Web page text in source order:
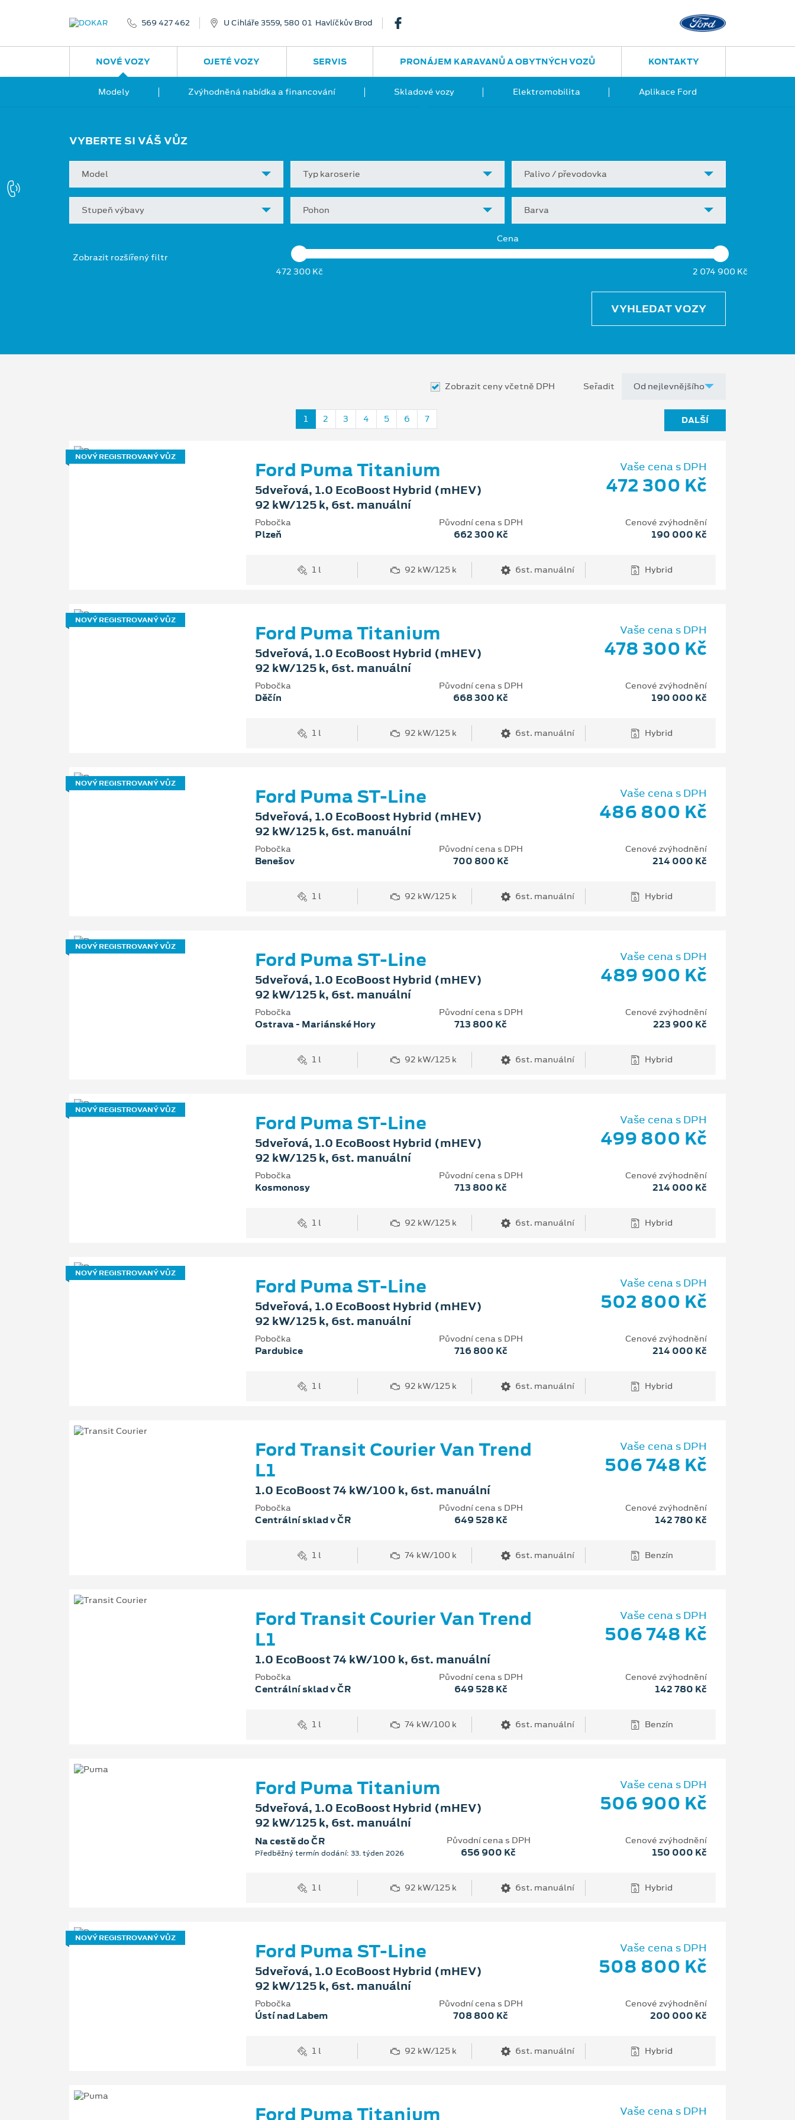
569 427 462 U Cihláře 3559, 580 01 Havlíčkův Brod
NOVÉ VOZY
Modely Zvýhodněná nabídka a financování Skladové vozy Elektromobilita Aplikace Ford
OJETÉ VOZY SERVIS PRONÁJEM KARAVANŮ A OBYTNÝCH VOZŮ KONTAKTY
VYBERTE SI VÁŠ VŮZ
Model Typ karoserie Palivo / převodovka
Stupeň výbavy Pohon Barva
Zobrazit rozšířený filtr
Cena
472 300 Kč 2 074 900 Kč
VYHLEDAT VOZY
Zobrazit ceny včetně DPH Seřadit
1 2 3 4 5 6 7 DALŠÍ
NOVÝ REGISTROVANÝ VŮZ
Ford Puma Titanium
5dveřová, 1.0 EcoBoost Hybrid (mHEV)
92 kW/125 k, 6st. manuální
Vaše cena s DPH
472 300 Kč
Pobočka
Plzeň
Původní cena s DPH
662 300 Kč
Cenové zvýhodnění
190 000 Kč
1 l 92 kW/125 k 6st. manuální Hybrid
NOVÝ REGISTROVANÝ VŮZ
Ford Puma Titanium
5dveřová, 1.0 EcoBoost Hybrid (mHEV)
92 kW/125 k, 6st. manuální
Vaše cena s DPH
478 300 Kč
Pobočka
Děčín
Původní cena s DPH
668 300 Kč
Cenové zvýhodnění
190 000 Kč
1 l 92 kW/125 k 6st. manuální Hybrid
NOVÝ REGISTROVANÝ VŮZ
Ford Puma ST-Line
5dveřová, 1.0 EcoBoost Hybrid (mHEV)
92 kW/125 k, 6st. manuální
Vaše cena s DPH
486 800 Kč
Pobočka
Benešov
Původní cena s DPH
700 800 Kč
Cenové zvýhodnění
214 000 Kč
1 l 92 kW/125 k 6st. manuální Hybrid
NOVÝ REGISTROVANÝ VŮZ
Ford Puma ST-Line
5dveřová, 1.0 EcoBoost Hybrid (mHEV)
92 kW/125 k, 6st. manuální
Vaše cena s DPH
489 900 Kč
Pobočka
Ostrava - Mariánské Hory
Původní cena s DPH
713 800 Kč
Cenové zvýhodnění
223 900 Kč
1 l 92 kW/125 k 6st. manuální Hybrid
NOVÝ REGISTROVANÝ VŮZ
Ford Puma ST-Line
5dveřová, 1.0 EcoBoost Hybrid (mHEV)
92 kW/125 k, 6st. manuální
Vaše cena s DPH
499 800 Kč
Pobočka
Kosmonosy
Původní cena s DPH
713 800 Kč
Cenové zvýhodnění
214 000 Kč
1 l 92 kW/125 k 6st. manuální Hybrid
NOVÝ REGISTROVANÝ VŮZ
Ford Puma ST-Line
5dveřová, 1.0 EcoBoost Hybrid (mHEV)
92 kW/125 k, 6st. manuální
Vaše cena s DPH
502 800 Kč
Pobočka
Pardubice
Původní cena s DPH
716 800 Kč
Cenové zvýhodnění
214 000 Kč
1 l 92 kW/125 k 6st. manuální Hybrid
Ford Transit Courier Van Trend
L1
1.0 EcoBoost 74 kW/100 k, 6st. manuální
Vaše cena s DPH
506 748 Kč
Pobočka
Centrální sklad v ČR
Původní cena s DPH
649 528 Kč
Cenové zvýhodnění
142 780 Kč
1 l 74 kW/100 k 6st. manuální Benzín
Ford Transit Courier Van Trend
L1
1.0 EcoBoost 74 kW/100 k, 6st. manuální
Vaše cena s DPH
506 748 Kč
Pobočka
Centrální sklad v ČR
Původní cena s DPH
649 528 Kč
Cenové zvýhodnění
142 780 Kč
1 l 74 kW/100 k 6st. manuální Benzín
Ford Puma Titanium
5dveřová, 1.0 EcoBoost Hybrid (mHEV)
92 kW/125 k, 6st. manuální
Vaše cena s DPH
506 900 Kč
Na cestě do ČR
Předběžný termín dodání: 33. týden 2026
Původní cena s DPH
656 900 Kč
Cenové zvýhodnění
150 000 Kč
1 l 92 kW/125 k 6st. manuální Hybrid
NOVÝ REGISTROVANÝ VŮZ
Ford Puma ST-Line
5dveřová, 1.0 EcoBoost Hybrid (mHEV)
92 kW/125 k, 6st. manuální
Vaše cena s DPH
508 800 Kč
Pobočka
Ústí nad Labem
Původní cena s DPH
708 800 Kč
Cenové zvýhodnění
200 000 Kč
1 l 92 kW/125 k 6st. manuální Hybrid
Ford Puma Titanium Vaše cena s DPH